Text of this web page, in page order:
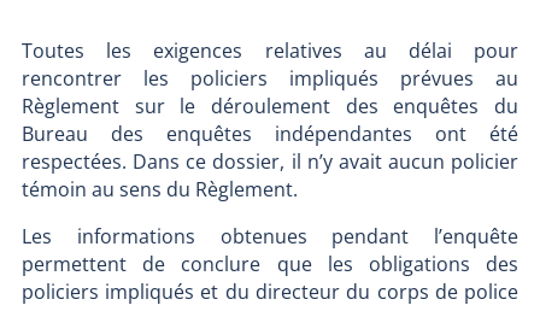
Toutes les exigences relatives au délai pour
rencontrer les policiers impliqués prévues au
Règlement sur le déroulement des enquêtes du
Bureau des enquêtes indépendantes ont été
respectées. Dans ce dossier, il n’y avait aucun policier
témoin au sens du Règlement.
Les informations obtenues pendant l’enquête
permettent de conclure que les obligations des
policiers impliqués et du directeur du corps de police